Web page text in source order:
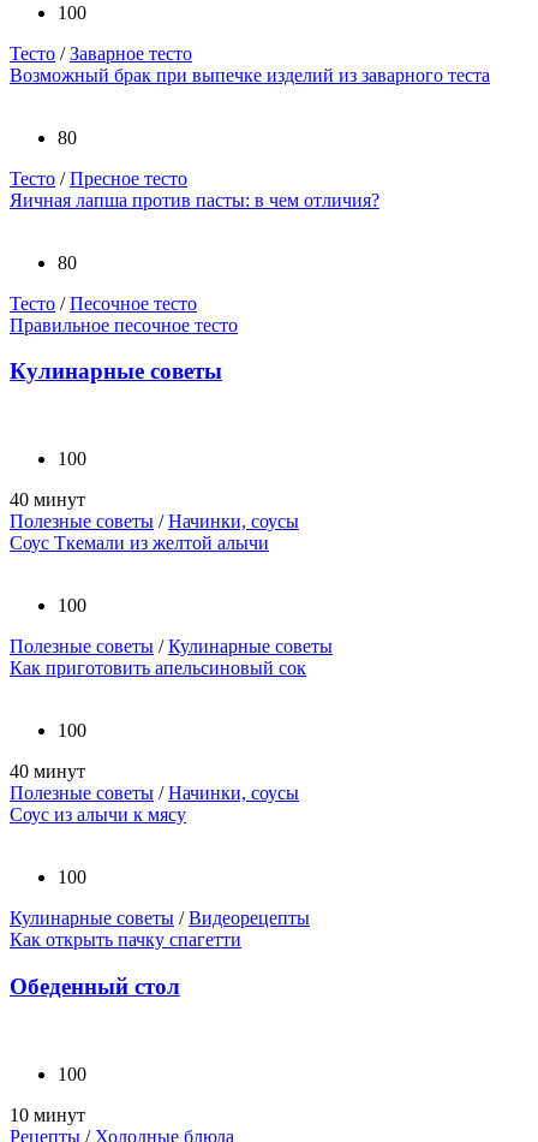
100
Тесто /Заварное тесто
Возможный брак при выпечке изделий из заварного теста
80
Тесто /Пресное тесто
Яичная лапша против пасты: в чем отличия?
80
Тесто /Песочное тесто
Правильное песочное тесто
Кулинарные советы
100
40 минут
Полезные советы /Начинки, соусы
Соус Ткемали из желтой алычи
100
Полезные советы /Кулинарные советы
Как приготовить апельсиновый сок
100
40 минут
Полезные советы /Начинки, соусы
Соус из алычи к мясу
100
Кулинарные советы /Видеорецепты
Как открыть пачку спагетти
Обеденный стол
100
10 минут
Рецепты / Холодные блюда